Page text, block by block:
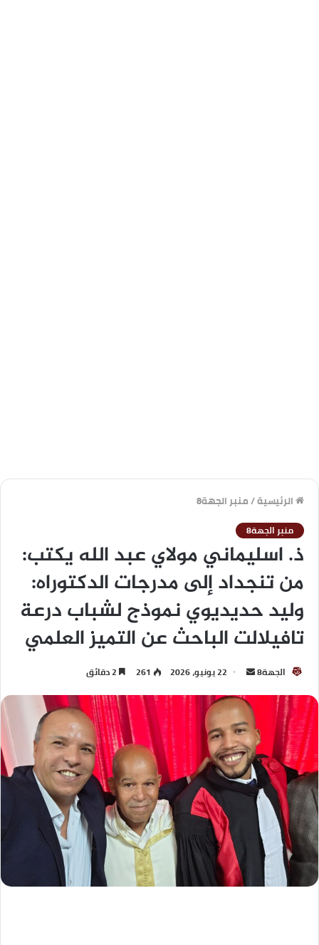
الرئيسية/منبر الجهة8
منبر الجهة8
ذ. اسليماني مولاي عبد الله يكتب:
من تنجداد إلى مدرجات الدكتوراه:
وليد حديديوي نموذج لشباب درعة
تافيلالت الباحث عن التميز العلمي
الجهة8 22 يونيو، 2026 261